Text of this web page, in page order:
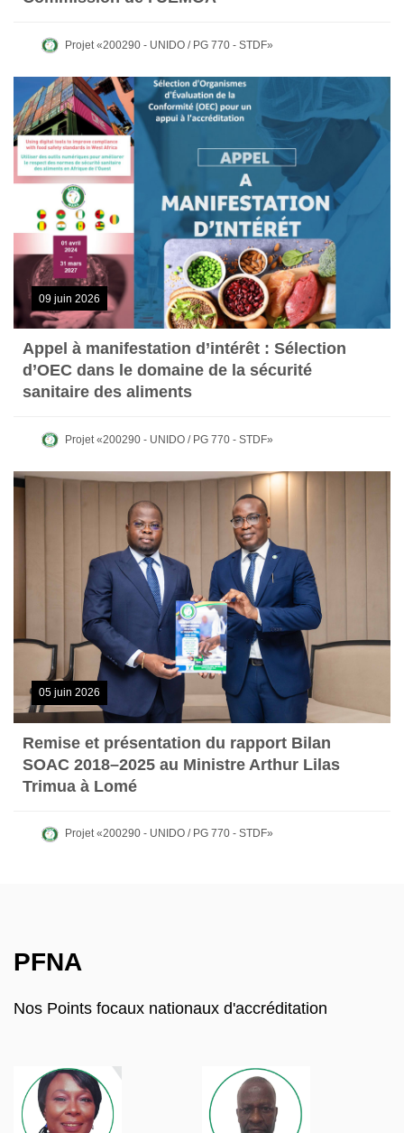
Projet «200290 - UNIDO / PG 770 - STDF»
09 juin 2026
Appel à manifestation d’intérêt : Sélection
d’OEC dans le domaine de la sécurité
sanitaire des aliments
Projet «200290 - UNIDO / PG 770 - STDF»
05 juin 2026
Remise et présentation du rapport Bilan
SOAC 2018–2025 au Ministre Arthur Lilas
Trimua à Lomé
Projet «200290 - UNIDO / PG 770 - STDF»
PFNA
Nos Points focaux nationaux d'accréditation